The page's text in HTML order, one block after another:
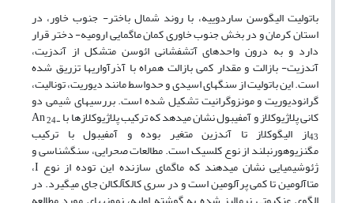
باتولیت الیگوسن ساردوییه، با روند شمال ­باختر- جنوب­ خاور، در
استان کرمان و در بخش جنوب خاوری کمان ماگمایی ارومیه- ­دختر قرار
دارد و به درون واحدهای آتشفشانی ائوسن متشکل از آندزیت،
آندزیت- بازالت و مقدار کمی بازالت همراه با آذرآواری­ها تزریق شده
است. این باتولیت از سنگ­های اسیدی و حدواسط مانند دیوریت، تونالیت،
گرانودیوریت و مونزوگرانیت تشکیل شده است. بررسی­های شیمی دو
کانی پلاژیوکلاز و آمفیبول نشان می­دهد که ترکیب پلاژیوکلازها با An 24-
43از الیگوکلاز تا آندزین متغیر بوده و آمفیبول با ترکیب
مگنزیوهورنبلند از نوع کلسیک است. مطالعات صحرایی، سنگ‎شناسی و
ژئوشیمیایی نشان می­دهند که ماگمای سازنده این توده از نوع I،
متاآلومین تا کمی پرآلومین است و در سری کالک­آلکالن جای می‏گیرد. در